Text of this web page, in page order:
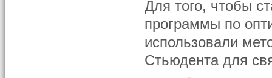
Для того, чтобы
программы по
использовали
Стьюдента для